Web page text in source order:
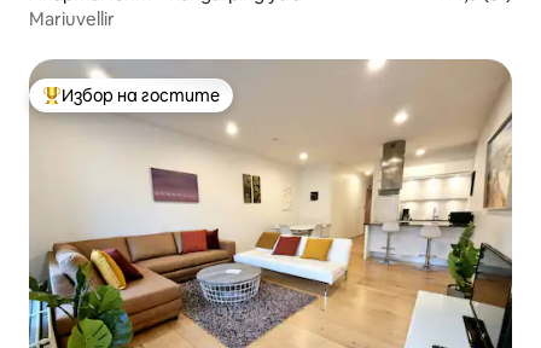
Mariuvellir
Най-популярен избор на гостите
Избор на гостите